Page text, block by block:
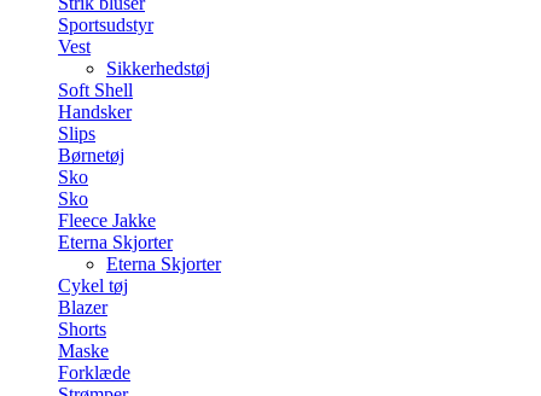
Sportsudstyr
Vest
Sikkerhedstøj
Soft Shell
Handsker
Slips
Børnetøj
Sko
Sko
Fleece Jakke
Eterna Skjorter
Eterna Skjorter
Cykel tøj
Blazer
Shorts
Maske
Forklæde